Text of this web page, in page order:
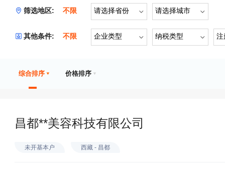
筛选地区: 不限 请选择省份 请选择城市
其他条件: 不限 企业类型 纳税类型 注
综合排序 价格排序
昌都**美容科技有限公司
未开基本户 西藏 - 昌都